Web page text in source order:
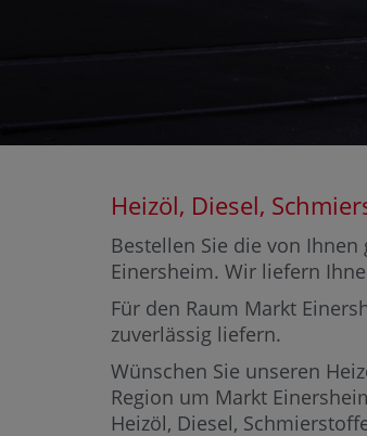
Heizöl, Diesel,
Bestellen Sie die von
Einersheim. Wir liefern
Für den Raum Markt
zuverlässig liefern.
Wünschen Sie unseren
Region um Markt
Heizöl, Diesel,